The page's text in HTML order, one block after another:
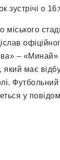
зустрічі о
міського
–
який має
у